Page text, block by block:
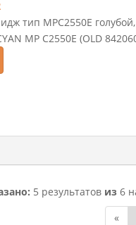
тип MPC2550E
MP C2550E (OLD
5 результатов из 6
«